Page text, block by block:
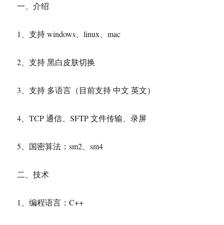
一、介绍
1、支持 windows、linux、mac
2、支持 黑白皮肤切换
3、支持 多语言（目前支持 中文 英文）
4、TCP 通信、SFTP 文件传输、录屏
5、国密算法：sm2、sm4
二、技术
1、编程语言：C++